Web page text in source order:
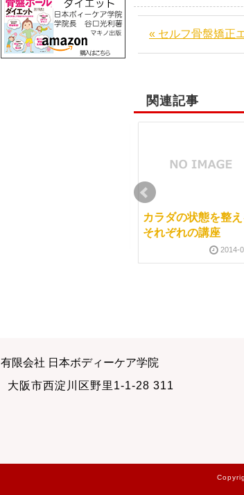
« セルフ骨盤矯正
関連記事
カラダの状態を整
それぞれの講座
2014-
2012-11-08
有限会社 日本ボディーケア学院
大阪市西淀川区野里1-1-28 311